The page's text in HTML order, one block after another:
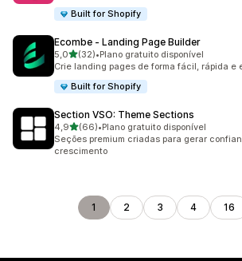
Built for Shopify
Ecombe ‑ Landing Page Builder
5,0de 5 estrelas
(32)
32 avaliações ao todo
•Plano gratuito disponível
Crie landing pages de forma fácil, rápida e
Built for Shopify
Section VSO: Theme Sections
4,9de 5 estrelas
(66)
66 avaliações ao todo
•Plano gratuito disponível
Seções premium criadas para gerar
crescimento
1 2 3 4 16